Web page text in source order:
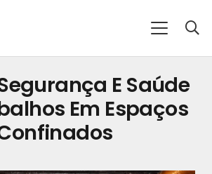
E Saúde
Em Espaços